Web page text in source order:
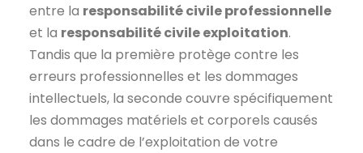
entre la responsabilité civile professionnelle
et la responsabilité civile exploitation.
Tandis que la première protège contre les
erreurs professionnelles et les dommages
intellectuels, la seconde couvre spécifiquement
les dommages matériels et corporels causés
dans le cadre de l’exploitation de votre